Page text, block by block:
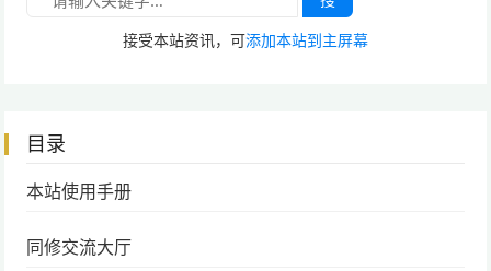
接受本站资讯，可添加本站到主屏幕
目录
本站使用手册
同修交流大厅